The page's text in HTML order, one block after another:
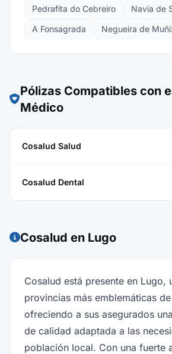
Pedrafita do Cebreiro
Navia de
A Fonsagrada
Negueira de
Pólizas Compatibles con
Médico
Cosalud Salud
Cosalud Dental
Cosalud en Lugo
Cosalud está presente en Lugo,
provincias más emblemáticas
ofreciendo a sus asegurados
de calidad adaptada a las
población local. Con una fuerte